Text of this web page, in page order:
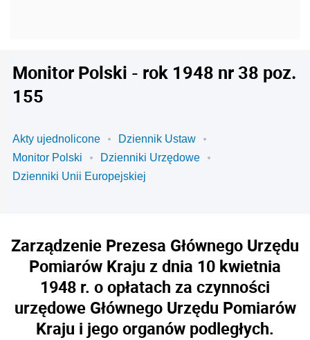
Monitor Polski - rok 1948 nr 38 poz.
155
Akty ujednolicone
Dziennik Ustaw
Monitor Polski
Dzienniki Urzędowe
Dzienniki Unii Europejskiej
Zarządzenie Prezesa Głównego Urzędu
Pomiarów Kraju z dnia 10 kwietnia
1948 r. o opłatach za czynności
urzędowe Głównego Urzędu Pomiarów
Kraju i jego organów podległych.